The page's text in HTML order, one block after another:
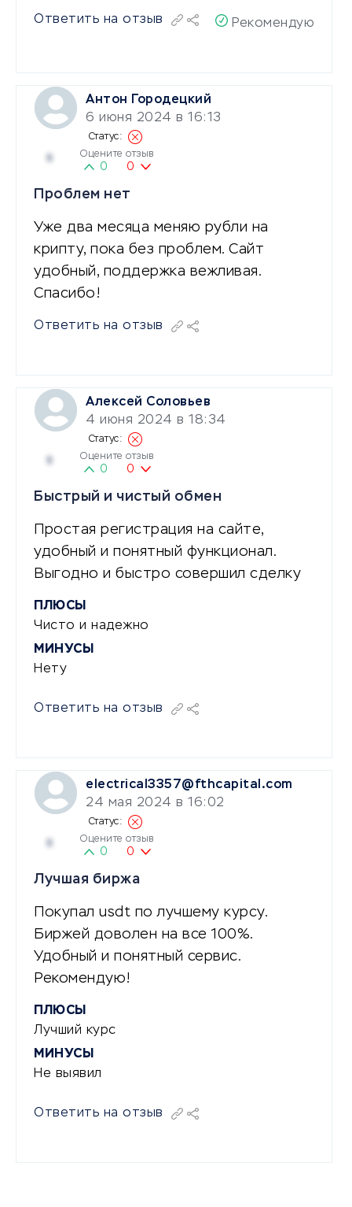
Ответить на отзыв Рекомендую
Антон Городецкий
6 июня 2024 в 16:13
Оцените отзыв
0 0
Проблем нет
Уже два месяца меняю рубли на
крипту, пока без проблем. Сайт
удобный, поддержка вежливая.
Спасибо!
Ответить на отзыв
Алексей Соловьев
4 июня 2024 в 18:34
Оцените отзыв
0 0
Быстрый и чистый обмен
Простая регистрация на сайте,
удобный и понятный функционал.
Выгодно и быстро совершил сделку
ПЛЮСЫ
Чисто и надежно
МИНУСЫ
Нету
Ответить на отзыв
electrical3357@fthcapital.com
24 мая 2024 в 16:02
Оцените отзыв
0 0
Лучшая биржа
Покупал usdt по лучшему курсу.
Биржей доволен на все 100%.
Удобный и понятный сервис.
Рекомендую!
ПЛЮСЫ
Лучший курс
МИНУСЫ
Не выявил
Ответить на отзыв